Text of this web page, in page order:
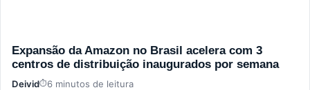
Expansão da Amazon no Brasil acelera com 3
centros de distribuição inaugurados por semana
Deivid 6 minutos de leitura